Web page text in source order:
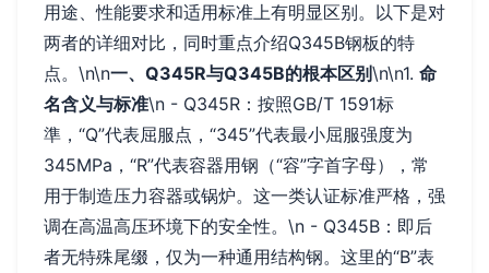
用途、性能要求和适用标准上有明显区别。以下是对
两者的详细对比，同时重点介绍Q345B钢板的特
点。\n\n一、Q345R与Q345B的根本区别\n\n1. 命
名含义与标准\n - Q345R：按照GB/T 1591标
準，“Q”代表屈服点，“345”代表最小屈服强度为
345MPa，“R”代表容器用钢（“容”字首字母），常
用于制造压力容器或锅炉。这一类认证标准严格，强
调在高温高压环境下的安全性。\n - Q345B：即后
者无特殊尾缀，仅为一种通用结构钢。这里的“B”表